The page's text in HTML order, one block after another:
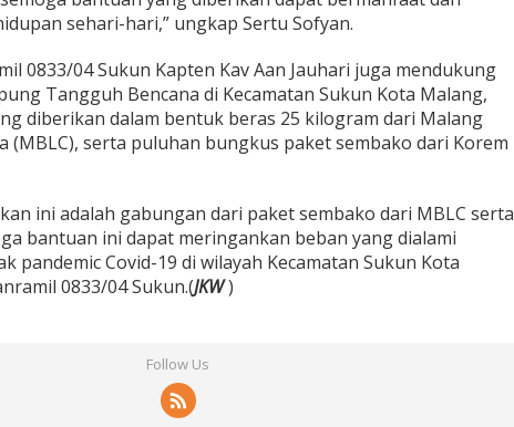
sehari-hari,” ungkap Sertu Sofyan.
0833/04 Sukun Kapten Kav Aan Jauhari juga mendukung
Tangguh Bencana di Kecamatan Sukun Kota Malang,
diberikan dalam bentuk beras 25 kilogram dari Malang
(MBLC), serta puluhan bungkus paket sembako dari Korem
ini adalah gabungan dari paket sembako dari MBLC serta
bantuan ini dapat meringankan beban yang dialami
pandemic Covid-19 di wilayah Kecamatan Sukun Kota
0833/04 Sukun.(JKW)
Follow Us